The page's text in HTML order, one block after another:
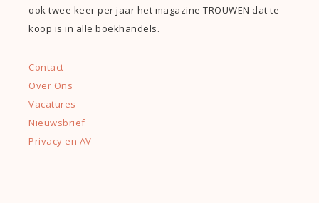
ook twee keer per jaar het magazine TROUWEN dat te
koop is in alle boekhandels.
Contact
Over Ons
Vacatures
Nieuwsbrief
Privacy en AV